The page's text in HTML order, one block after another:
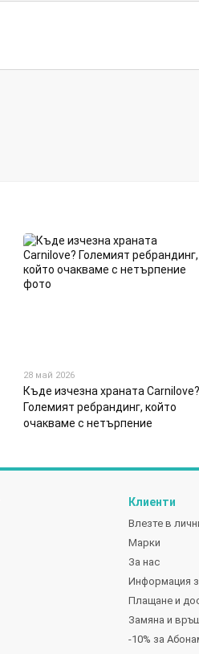
28 май 2026
Къде изчезна храната Carnilove?
Големият ребрандинг, който
очакваме с нетърпение
Клиенти
Влезте в
Марки
За нас
Информация
Плащане и
Замяна и
-10% за